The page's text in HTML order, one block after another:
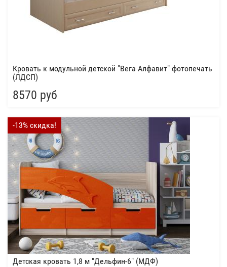
Кровать к модульной детской "Вега Алфавит" фотопечать
(ЛДСП)
8570 руб
-13% скидка!
Детская кровать 1,8 м "Дельфин-6" (МДФ)